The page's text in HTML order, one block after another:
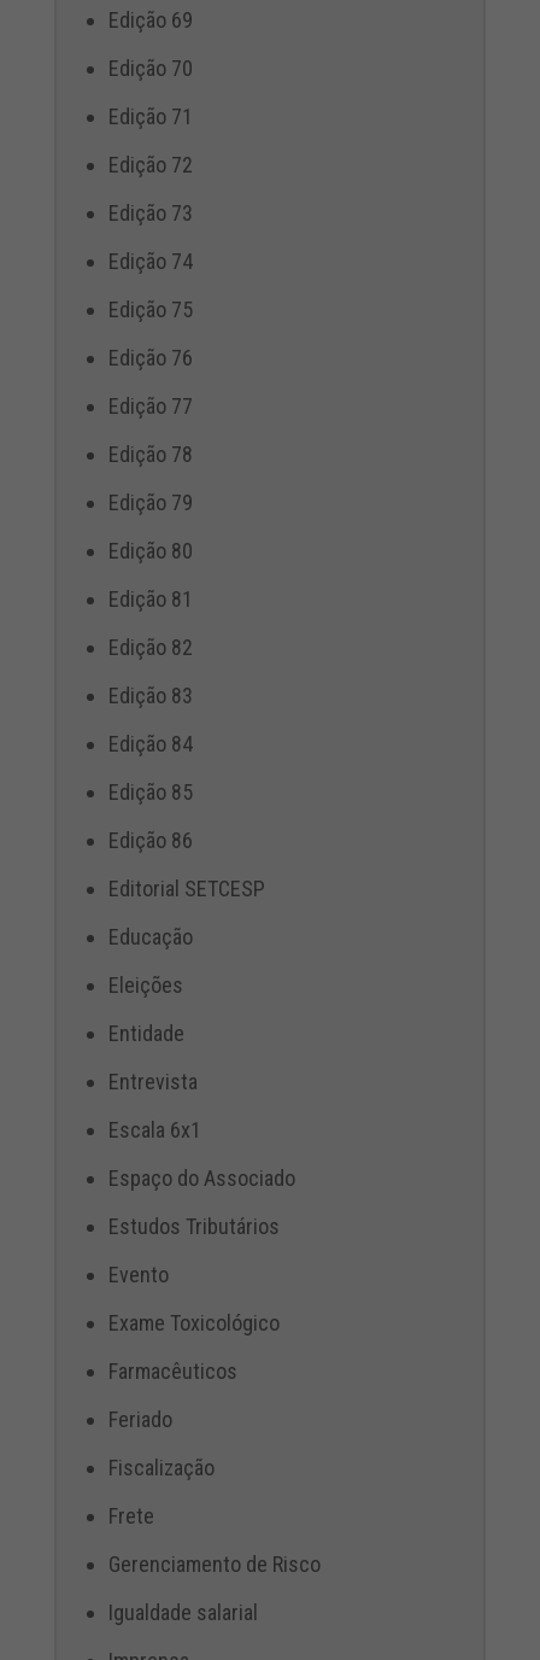
Edição 69
Edição 70
Edição 71
Edição 72
Edição 73
Edição 74
Edição 75
Edição 76
Edição 77
Edição 78
Edição 79
Edição 80
Edição 81
Edição 82
Edição 83
Edição 84
Edição 85
Edição 86
Editorial SETCESP
Educação
Eleições
Entidade
Entrevista
Escala 6x1
Espaço do Associado
Estudos Tributários
Evento
Exame Toxicológico
Farmacêuticos
Feriado
Fiscalização
Frete
Gerenciamento de Risco
Igualdade salarial